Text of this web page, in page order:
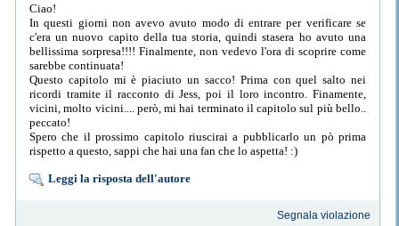
Ciao!
In questi giorni non avevo avuto modo di entrare per verificare se
c'era un nuovo capito della tua storia, quindi stasera ho avuto una
bellissima sorpresa!!!! Finalmente, non vedevo l'ora di scoprire come
sarebbe continuata!
Questo capitolo mi è piaciuto un sacco! Prima con quel salto nei
ricordi tramite il racconto di Jess, poi il loro incontro. Finamente,
vicini, molto vicini.... però, mi hai terminato il capitolo sul più bello..
peccato!
Spero che il prossimo capitolo riuscirai a pubblicarlo un pò prima
rispetto a questo, sappi che hai una fan che lo aspetta! :)
Leggi la risposta dell'autore
Segnala violazione